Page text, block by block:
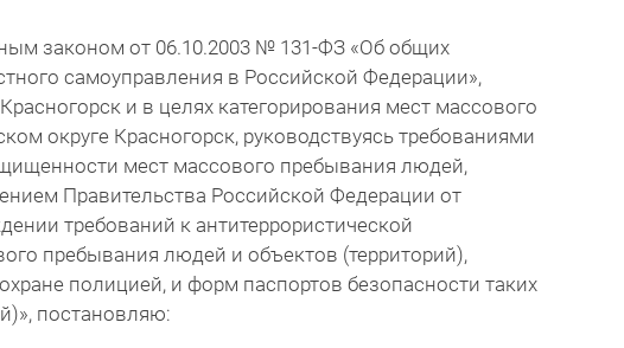
законом от 06.10.2003 № 131-ФЗ «Об общих
самоуправления в Российской Федерации»,
и в целях категорирования мест массового
округе Красногорск, руководствуясь требованиями
мест массового пребывания людей,
Правительства Российской Федерации от
требований к антитеррористической
пребывания людей и объектов (территорий),
полицией, и форм паспортов безопасности таких
постановляю: